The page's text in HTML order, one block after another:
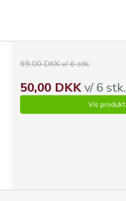
99,00 DKK v/ 6 stk.
50,00 DKKv/ 6 stk.
Vis produkt